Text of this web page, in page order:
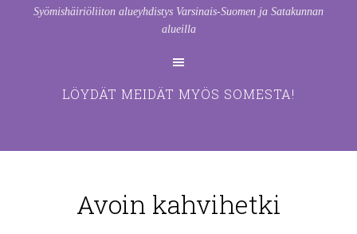
Syömishäiriöliiton alueyhdistys Varsinais-Suomen ja Satakunnan
alueilla
LÖYDÄT MEIDÄT MYÖS SOMESTA!
Avoin kahvihetki